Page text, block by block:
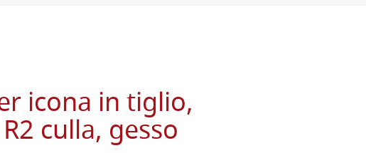
icona in tiglio,
culla, gesso